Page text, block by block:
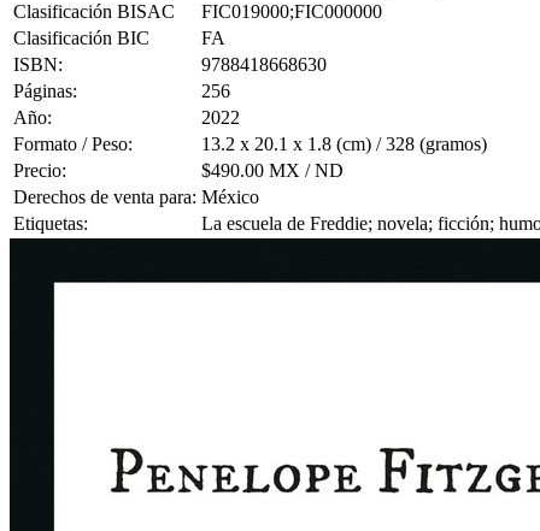
Clasificación BISAC
FIC019000;FIC000000
Clasificación BIC
FA
ISBN:
9788418668630
Páginas:
256
Año:
2022
Formato / Peso:
13.2 x 20.1 x 1.8 (cm) / 328 (gramos)
Precio:
$490.00 MX / ND
Derechos de venta para: México
Etiquetas:
La escuela de Freddie; novela; ficción;